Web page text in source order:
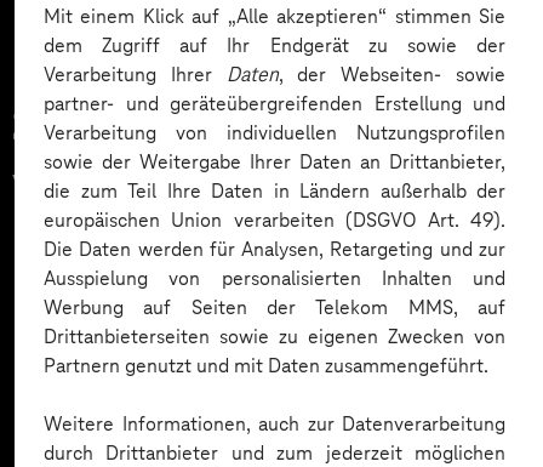
Mit einem Klick auf „Alle akzeptieren“ stimmen Sie
dem Zugriff auf Ihr Endgerät zu sowie der
Verarbeitung Ihrer Daten, der Webseiten- sowie
partner- und geräteübergreifenden Erstellung und
Verarbeitung von individuellen Nutzungsprofilen
sowie der Weitergabe Ihrer Daten an Drittanbieter,
die zum Teil Ihre Daten in Ländern außerhalb der
europäischen Union verarbeiten (DSGVO Art. 49).
Die Daten werden für Analysen, Retargeting und zur
Ausspielung von personalisierten Inhalten und
Werbung auf Seiten der Telekom MMS, auf
Drittanbieterseiten sowie zu eigenen Zwecken von
Partnern genutzt und mit Daten zusammengeführt.
Weitere Informationen, auch zur Datenverarbeitung
durch Drittanbieter und zum jederzeit möglichen
Zahlreiche Unternehmen
vertrauen auf unsere
Expertise. Hier eine Auswahl: